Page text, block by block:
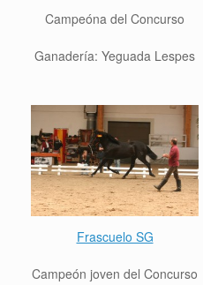
Campeóna del Concurso
Ganadería: Yeguada Lespes
Frascuelo SG
Campeón joven del Concurso